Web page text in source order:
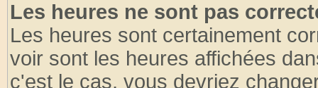
Les heures ne sont pas
Les heures sont certainement
voir sont les heures affichées
c'est le cas, vous devriez